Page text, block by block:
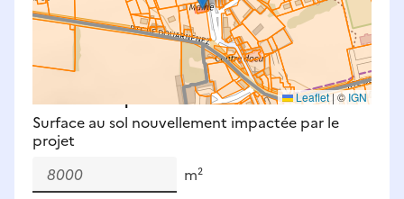
Leaflet|© IGN
Surfaces à prendre en compte : bâti, voirie,
espaces verts, remblais et bassins — impacts
définitifs et temporaires (travaux).
Surface au sol nouvellement impactée par le
projet
m²